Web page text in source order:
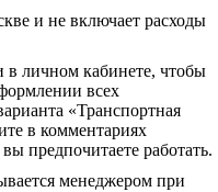
и не включает расходы
в личном кабинете, чтобы
всех
«Транспортная
в комментариях
предпочитаете работать.
менеджером при